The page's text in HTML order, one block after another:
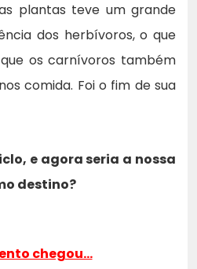
plantas teve um grande
dos herbívoros, o que
os carnívoros também
comida. Foi o fim de sua
e agora seria a nossa
destino?
chegou…